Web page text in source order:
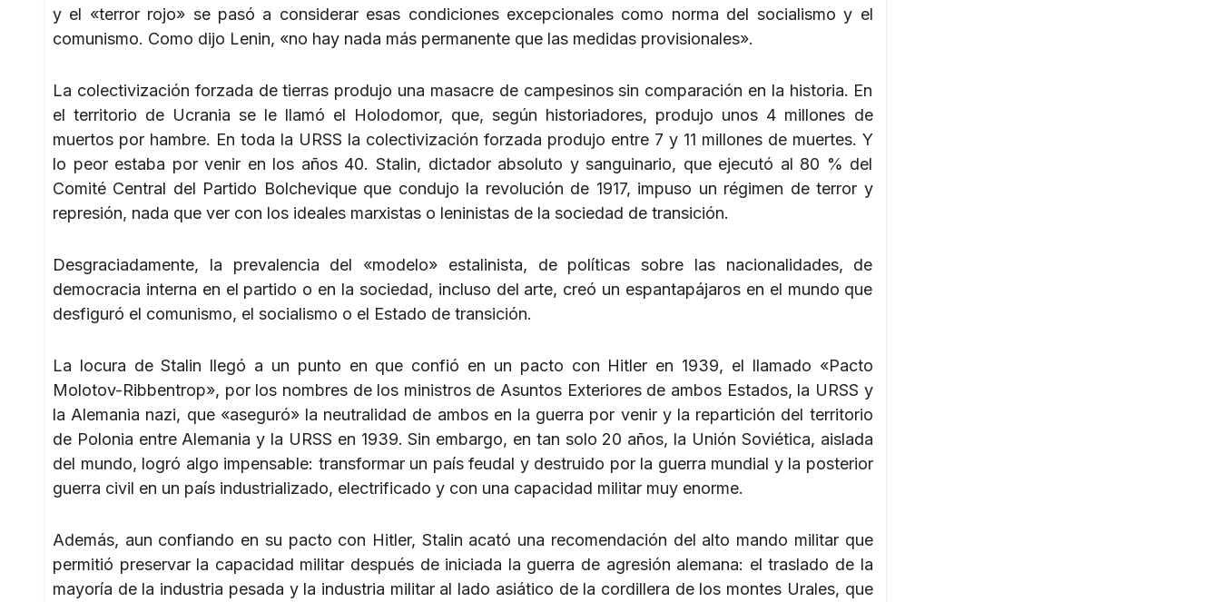
y el «terror rojo» se pasó a considerar esas condiciones excepcionales como norma del socialismo y el
comunismo. Como dijo Lenin, «no hay nada más permanente que las medidas provisionales».
La colectivización forzada de tierras produjo una masacre de campesinos sin comparación en la historia. En
el territorio de Ucrania se le llamó el Holodomor, que, según historiadores, produjo unos 4 millones de
muertos por hambre. En toda la URSS la colectivización forzada produjo entre 7 y 11 millones de muertes. Y
lo peor estaba por venir en los años 40. Stalin, dictador absoluto y sanguinario, que ejecutó al 80 % del
Comité Central del Partido Bolchevique que condujo la revolución de 1917, impuso un régimen de terror y
represión, nada que ver con los ideales marxistas o leninistas de la sociedad de transición.
Desgraciadamente, la prevalencia del «modelo» estalinista, de políticas sobre las nacionalidades, de
democracia interna en el partido o en la sociedad, incluso del arte, creó un espantapájaros en el mundo que
desfiguró el comunismo, el socialismo o el Estado de transición.
La locura de Stalin llegó a un punto en que confió en un pacto con Hitler en 1939, el llamado «Pacto
Molotov-Ribbentrop», por los nombres de los ministros de Asuntos Exteriores de ambos Estados, la URSS y
la Alemania nazi, que «aseguró» la neutralidad de ambos en la guerra por venir y la repartición del territorio
de Polonia entre Alemania y la URSS en 1939. Sin embargo, en tan solo 20 años, la Unión Soviética, aislada
del mundo, logró algo impensable: transformar un país feudal y destruido por la guerra mundial y la posterior
guerra civil en un país industrializado, electrificado y con una capacidad militar muy enorme.
Además, aun confiando en su pacto con Hitler, Stalin acató una recomendación del alto mando militar que
permitió preservar la capacidad militar después de iniciada la guerra de agresión alemana: el traslado de la
mayoría de la industria pesada y la industria militar al lado asiático de la cordillera de los montes Urales, que